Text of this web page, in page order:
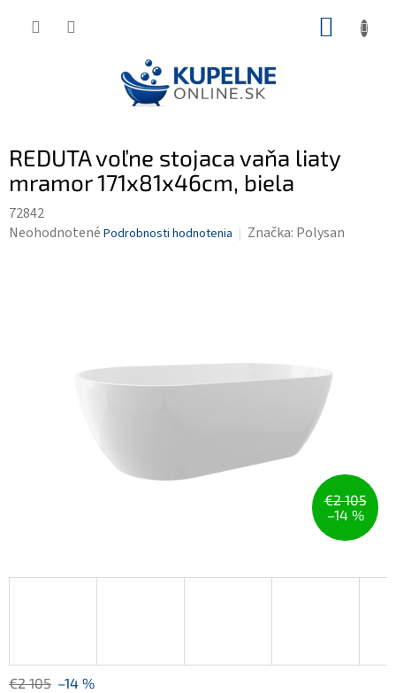
REDUTA voľne stojaca vaňa liaty
mramor 171x81x46cm, biela
72842
Priemerné
Neohodnotené Podrobnosti hodnotenia Značka: Polysan
€2 105
–14 %
€2 105 –14 %